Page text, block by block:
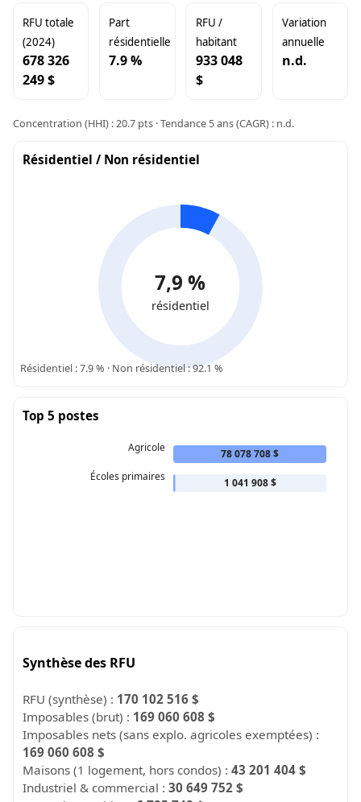
RFU totale
(2024)
678 326
249 $
Part
résidentielle
7.9 %
RFU /
habitant
933 048
$
Variation
annuelle
n.d.
Concentration (HHI) : 20.7 pts · Tendance 5 ans (CAGR) : n.d.
Résidentiel / Non résidentiel
7,9 %
résidentiel
Résidentiel : 7.9 % · Non résidentiel : 92.1 %
Top 5 postes
Agricole
78 078 708 $
Écoles primaires
1 041 908 $
Synthèse des RFU
RFU (synthèse) : 170 102 516 $
Imposables (brut) : 169 060 608 $
Imposables nets (sans explo. agricoles exemptées) :
169 060 608 $
Maisons (1 logement, hors condos) :43 201 404 $
Industriel & commercial :30 649 752 $